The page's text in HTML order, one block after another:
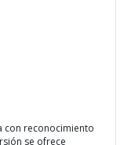
con reconocimiento
se ofrece